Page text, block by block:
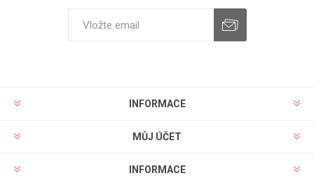
INFORMACE
MŮJ ÚČET
INFORMACE